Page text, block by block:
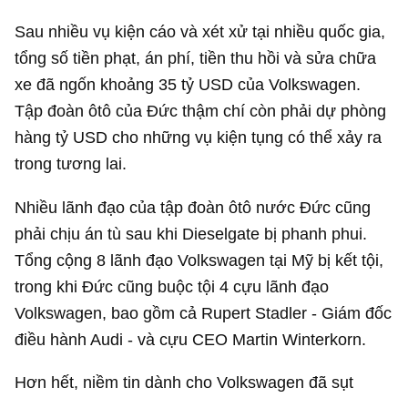
Sau nhiều vụ kiện cáo và xét xử tại nhiều quốc gia,
tổng số tiền phạt, án phí, tiền thu hồi và sửa chữa
xe đã ngốn khoảng 35 tỷ USD của Volkswagen.
Tập đoàn ôtô của Đức thậm chí còn phải dự phòng
hàng tỷ USD cho những vụ kiện tụng có thể xảy ra
trong tương lai.
Nhiều lãnh đạo của tập đoàn ôtô nước Đức cũng
phải chịu án tù sau khi Dieselgate bị phanh phui.
Tổng cộng 8 lãnh đạo Volkswagen tại Mỹ bị kết tội,
trong khi Đức cũng buộc tội 4 cựu lãnh đạo
Volkswagen, bao gồm cả Rupert Stadler - Giám đốc
điều hành Audi - và cựu CEO Martin Winterkorn.
Hơn hết, niềm tin dành cho Volkswagen đã sụt